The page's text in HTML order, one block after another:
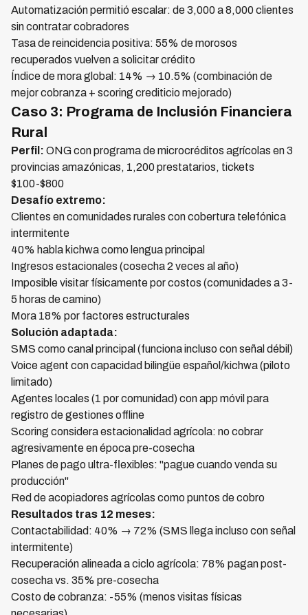
Automatización permitió escalar: de 3,000 a 8,000 clientes
sin contratar cobradores
Tasa de reincidencia positiva: 55% de morosos
recuperados vuelven a solicitar crédito
Índice de mora global: 14% → 10.5% (combinación de
mejor cobranza + scoring crediticio mejorado)
Caso 3: Programa de Inclusión Financiera
Rural
Perfil: ONG con programa de microcréditos agrícolas en 3
provincias amazónicas, 1,200 prestatarios, tickets
$100-$800
Desafío extremo:
Clientes en comunidades rurales con cobertura telefónica
intermitente
40% habla kichwa como lengua principal
Ingresos estacionales (cosecha 2 veces al año)
Imposible visitar físicamente por costos (comunidades a 3-
5 horas de camino)
Mora 18% por factores estructurales
Solución adaptada:
SMS como canal principal (funciona incluso con señal débil)
Voice agent con capacidad bilingüe español/kichwa (piloto
limitado)
Agentes locales (1 por comunidad) con app móvil para
registro de gestiones offline
Scoring considera estacionalidad agrícola: no cobrar
agresivamente en época pre-cosecha
Planes de pago ultra-flexibles: "pague cuando venda su
producción"
Red de acopiadores agrícolas como puntos de cobro
Resultados tras 12 meses:
Contactabilidad: 40% → 72% (SMS llega incluso con señal
intermitente)
Recuperación alineada a ciclo agrícola: 78% pagan post-
cosecha vs. 35% pre-cosecha
Costo de cobranza: -55% (menos visitas físicas